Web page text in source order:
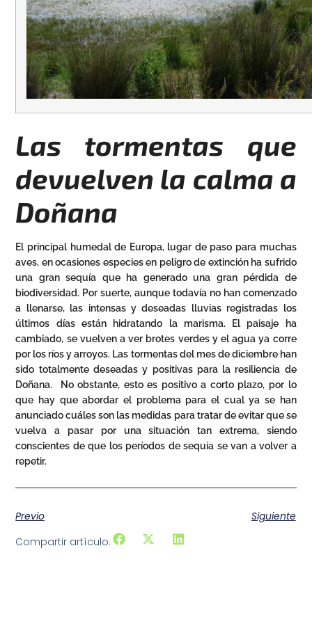
Las tormentas que
devuelven la calma a
Doñana
El principal humedal de Europa, lugar de paso para muchas
aves, en ocasiones especies en peligro de extinción ha sufrido
una gran sequía que ha generado una gran pérdida de
biodiversidad. Por suerte, aunque todavía no han comenzado
a llenarse, las intensas y deseadas lluvias registradas los
últimos días están hidratando la marisma. El paisaje ha
cambiado, se vuelven a ver brotes verdes y el agua ya corre
por los ríos y arroyos. Las tormentas del mes de diciembre han
sido totalmente deseadas y positivas para la resiliencia de
Doñana. No obstante, esto es positivo a corto plazo, por lo
que hay que abordar el problema para el cual ya se han
anunciado cuáles son las medidas para tratar de evitar que se
vuelva a pasar por una situación tan extrema, siendo
conscientes de que los períodos de sequía se van a volver a
repetir.
Previo
Siguiente
Compartir artículo: